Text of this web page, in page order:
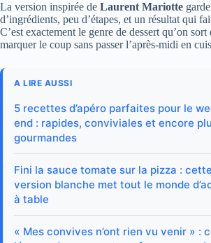
La version inspirée de Laurent Mariotte
d’ingrédients, peu d’étapes, et un résultat qui
C’est exactement le genre de dessert qu’on
marquer le coup sans passer l’après-midi en
A LIRE AUSSI
5 recettes d’apéro parfaites pour le
end : rapides, conviviales et encore
gourmandes
Fini la sauce tomate sur la pizza : cette
version blanche met tout le monde
à table
« Mes convives n’ont rien vu venir » :